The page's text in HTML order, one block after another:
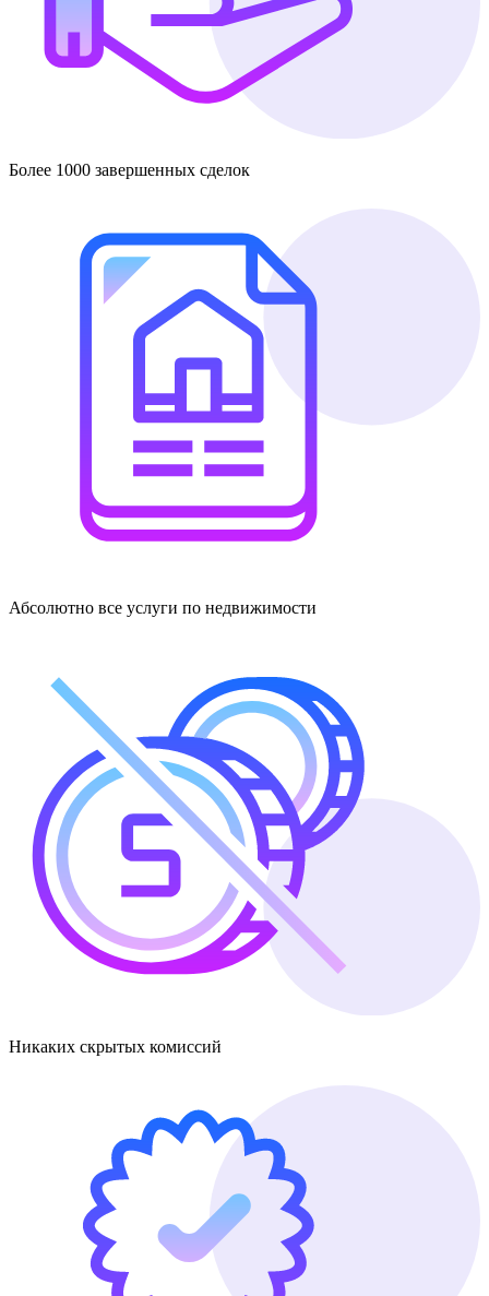
Более 1000 завершенных сделок
Абсолютно все услуги по недвижимости
Никаких скрытых комиссий